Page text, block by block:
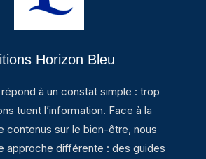
Horizon Bleu
à un constat simple : trop
tuent l’information. Face à la
contenus sur le bien-être, nous
approche différente : des guides